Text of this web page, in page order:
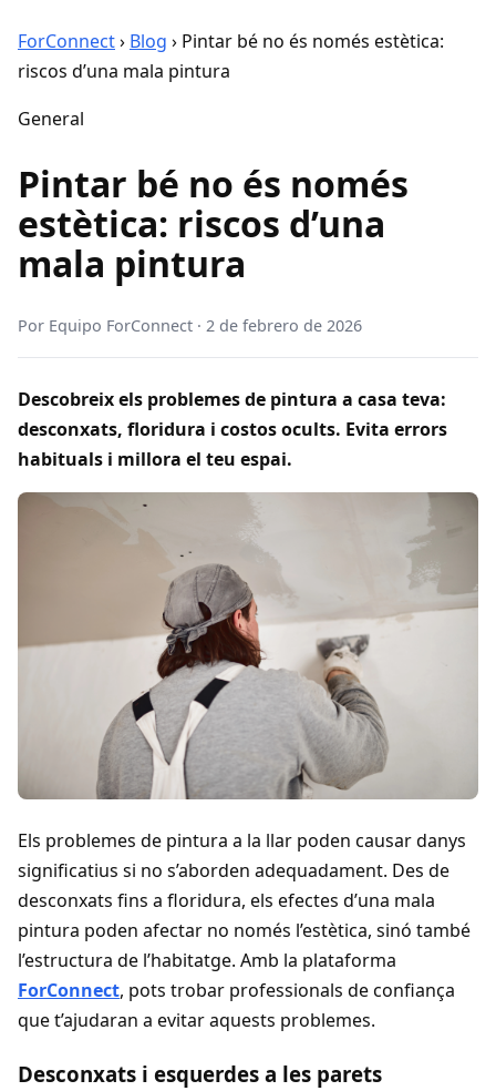
ForConnect› Blog › Pintar bé no és només estètica:
riscos d’una mala pintura
General
Pintar bé no és només
estètica: riscos d’una
mala pintura
Por Equipo ForConnect · 2 de febrero de 2026
Descobreix els problemes de pintura a casa teva:
desconxats, floridura i costos ocults. Evita errors
habituals i millora el teu espai.
Els problemes de pintura a la llar poden causar danys
significatius si no s’aborden adequadament. Des de
desconxats fins a floridura, els efectes d’una mala
pintura poden afectar no només l’estètica, sinó també
l’estructura de l’habitatge. Amb la plataforma
ForConnect, pots trobar professionals de confiança
que t’ajudaran a evitar aquests problemes.
Desconxats i esquerdes a les parets